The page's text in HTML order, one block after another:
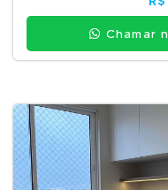
Chamar